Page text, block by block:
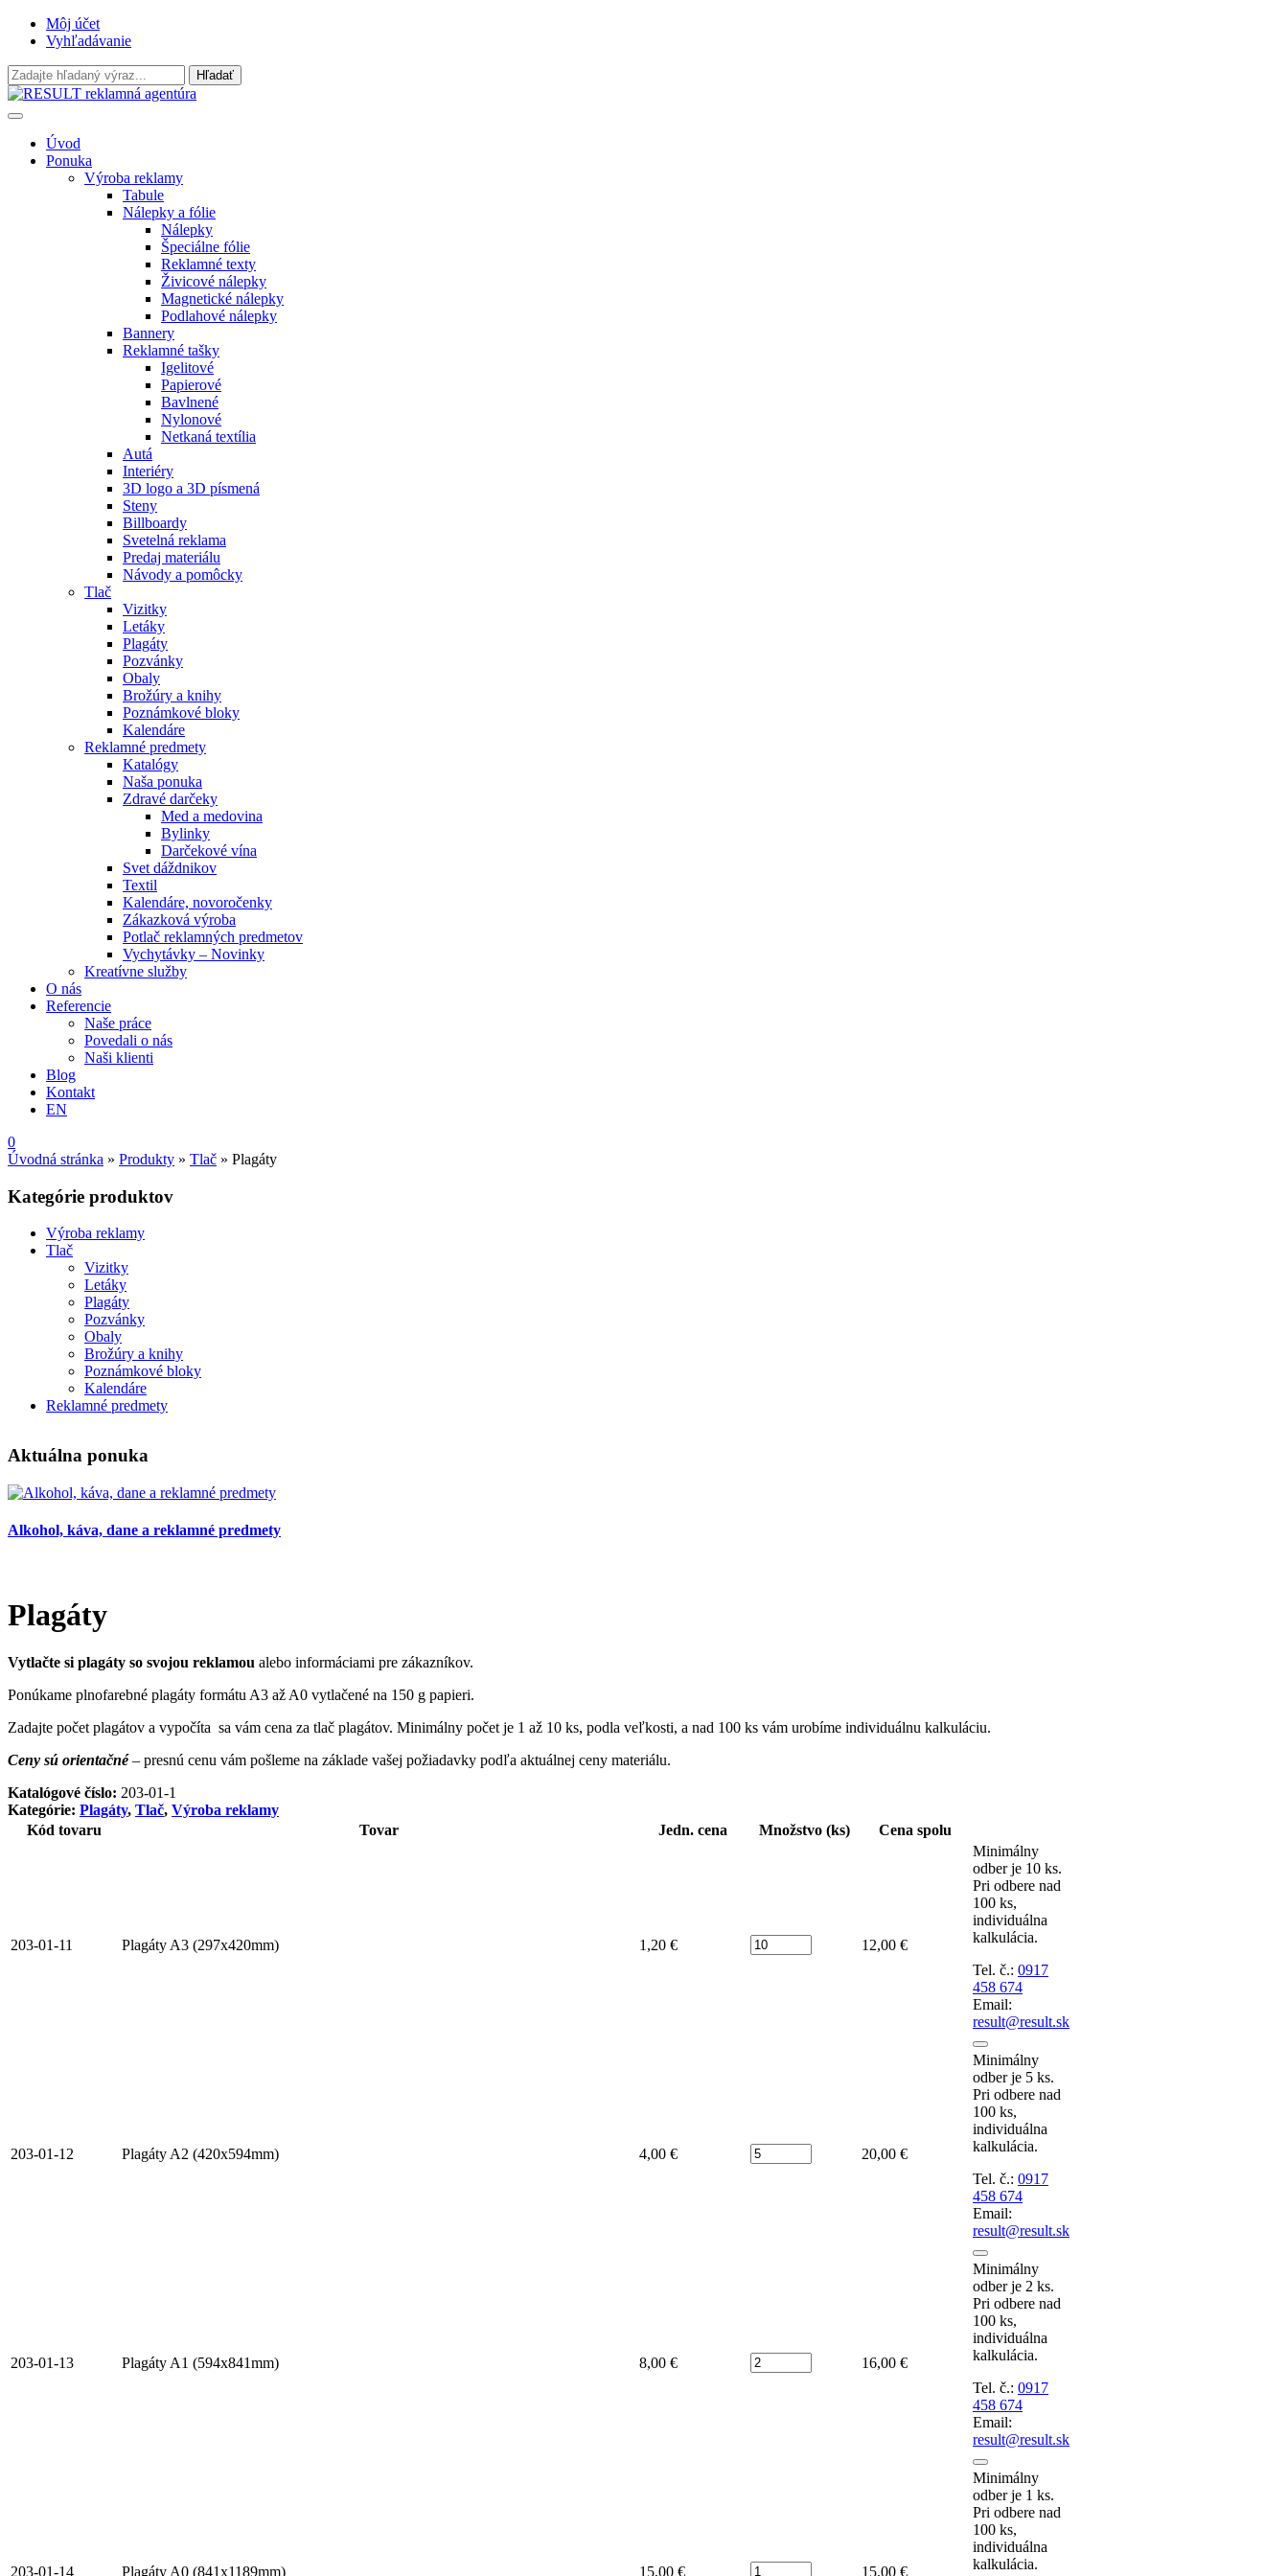
Môj účet
Vyhľadávanie
Úvod
Ponuka
Výroba reklamy
Tabule
Nálepky a fólie
Nálepky
Špeciálne fólie
Reklamné texty
Živicové nálepky
Magnetické nálepky
Podlahové nálepky
Bannery
Reklamné tašky
Igelitové
Papierové
Bavlnené
Nylonové
Netkaná textília
Autá
Interiéry
3D logo a 3D písmená
Steny
Billboardy
Svetelná reklama
Predaj materiálu
Návody a pomôcky
Tlač
Vizitky
Letáky
Plagáty
Pozvánky
Obaly
Brožúry a knihy
Poznámkové bloky
Kalendáre
Reklamné predmety
Katalógy
Naša ponuka
Zdravé darčeky
Med a medovina
Bylinky
Darčekové vína
Svet dáždnikov
Textil
Kalendáre, novoročenky
Zákazková výroba
Potlač reklamných predmetov
Vychytávky – Novinky
Kreatívne služby
O nás
Referencie
Naše práce
Povedali o nás
Naši klienti
Blog
Kontakt
EN
0
Úvodná stránka » Produkty » Tlač » Plagáty
Kategórie produktov
Výroba reklamy
Tlač
Vizitky
Letáky
Plagáty
Pozvánky
Obaly
Brožúry a knihy
Poznámkové bloky
Kalendáre
Reklamné predmety
Aktuálna ponuka
Alkohol, káva, dane a reklamné predmety
Plagáty
Vytlačte si plagáty so svojou reklamou alebo informáciami pre zákazníkov.
Ponúkame plnofarebné plagáty formátu A3 až A0 vytlačené na 150 g papieri.
Zadajte počet plagátov a vypočíta sa vám cena za tlač plagátov. Minimálny počet je 1 až 10 ks, podla veľkosti, a nad 100 ks vám urobíme individuálnu kalkuláciu.
Ceny sú orientačné– presnú cenu vám pošleme na základe vašej požiadavky podľa aktuálnej ceny materiálu.
Katalógové číslo: 203-01-1
Kategórie: Plagáty, Tlač, Výroba reklamy
Kód tovaru
Tovar Jedn. cena Množstvo (ks) Cena spolu
203-01-11 Plagáty A3 (297x420mm) 1,20 € Počet 12,00 €
Minimálny
odber je 10 ks.
Pri odbere nad
100 ks,
individuálna
kalkulácia.
Tel. č.: 0917
458 674
Email:
result@result.sk
203-01-12 Plagáty A2 (420x594mm) 4,00 € Počet 20,00 €
Minimálny
odber je 5 ks.
Pri odbere nad
100 ks,
individuálna
kalkulácia.
Tel. č.: 0917
458 674
Email:
result@result.sk
203-01-13 Plagáty A1 (594x841mm) 8,00 € Počet 16,00 €
Minimálny
odber je 2 ks.
Pri odbere nad
100 ks,
individuálna
kalkulácia.
Tel. č.: 0917
458 674
Email:
result@result.sk
203-01-14 Plagáty A0 (841x1189mm) 15,00 € Počet 15,00 €
Minimálny
odber je 1 ks.
Pri odbere nad
100 ks,
individuálna
kalkulácia.